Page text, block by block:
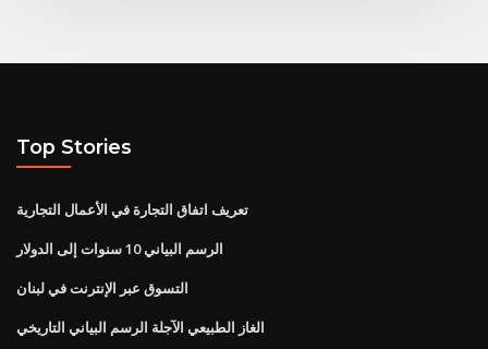
Top Stories
تعريف اتفاق التجارة في الأعمال التجارية
الرسم البياني 10 سنوات إلى الدولار
التسوق عبر الإنترنت في لبنان
الغاز الطبيعي الآجلة الرسم البياني التاريخي